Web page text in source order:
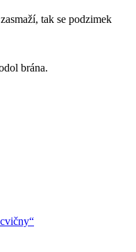
tak se podzimek
brána.